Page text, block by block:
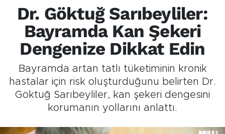
Dr. Göktuğ Sarıbeyliler:
Bayramda Kan Şekeri
Dengenize Dikkat Edin
Bayramda artan tatlı tüketiminin kronik
hastalar için risk oluşturduğunu belirten Dr.
Göktuğ Sarıbeyliler, kan şekeri dengesini
korumanın yollarını anlattı.